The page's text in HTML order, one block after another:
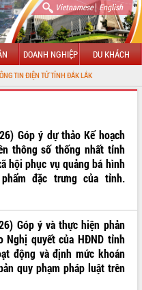
Vietnamese| English
DOANH NGHIỆP DU KHÁCH
TỬ TỈNH ĐẮK LẮK
Góp ý dự thảo Kế hoạch
thông số thống nhất tỉnh
hội phục vụ quảng bá hình
đặc trưng của tỉnh.
Góp ý và thực hiện phản
quyết của HĐND tỉnh
động và định mức khoán
quy phạm pháp luật trên